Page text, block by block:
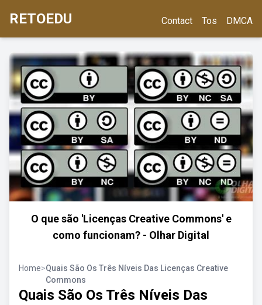
RETOEDU Contact Tos DMCA
O que são 'Licenças Creative Commons' e
como funcionam? - Olhar Digital
Home>Quais São Os Três Níveis Das Licenças Creative
Commons
Quais São Os Três Níveis Das